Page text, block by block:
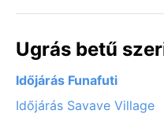
Ugrás betű
Időjárás Funafuti
Időjárás Savave Village